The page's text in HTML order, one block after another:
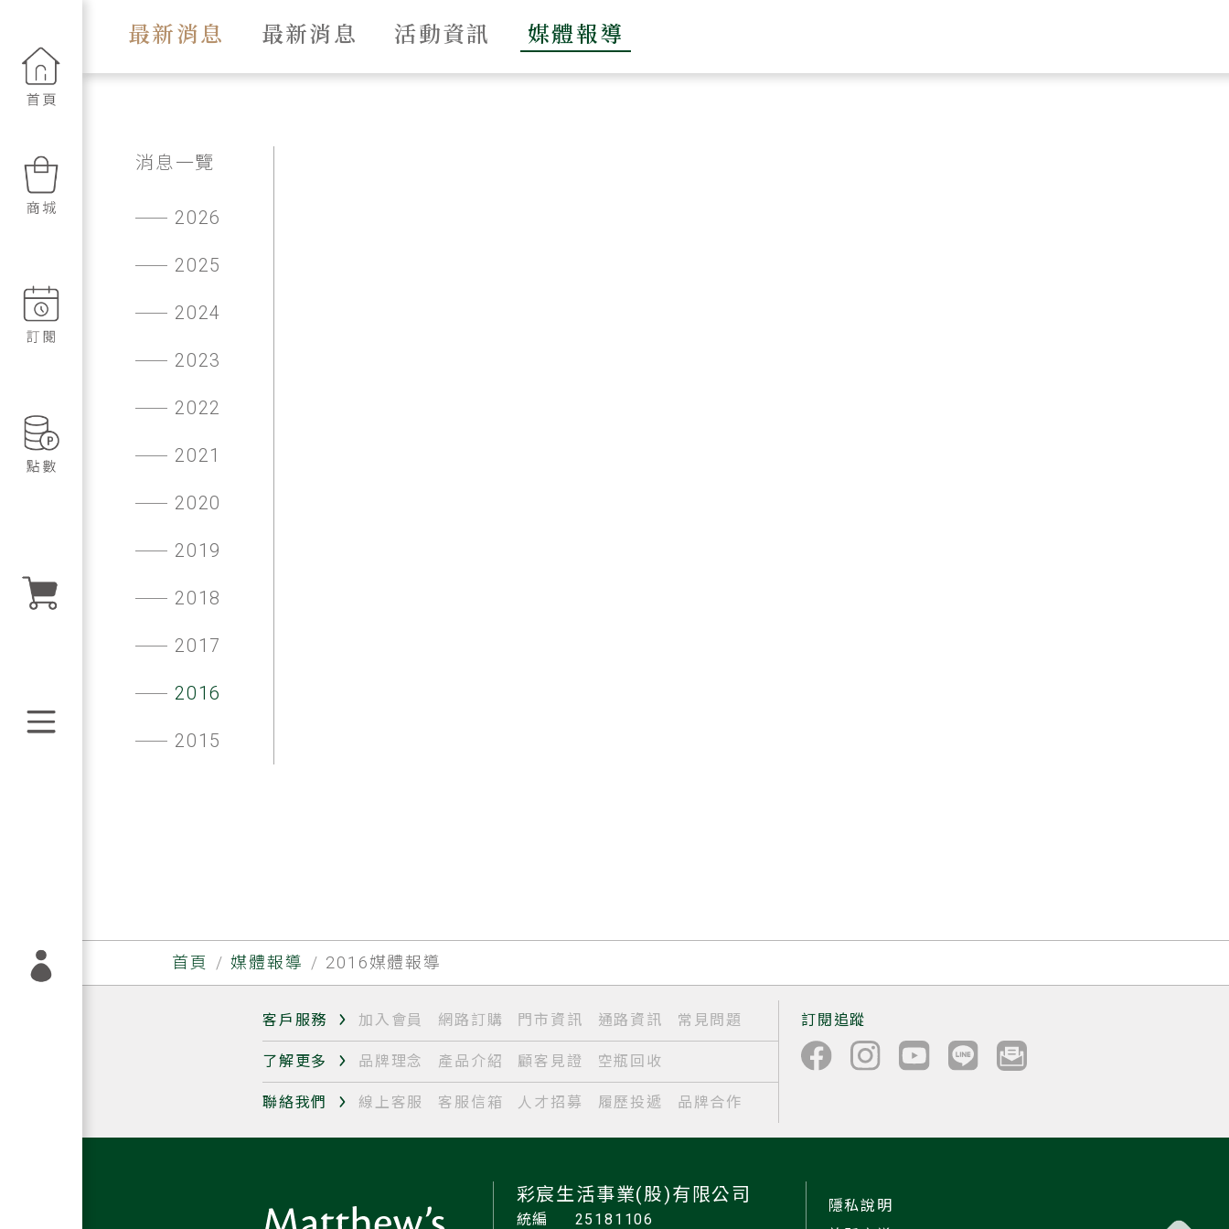
最新消息 最新消息 活動資訊 媒體報導
消息一覽
2026
2025
2024
2023
2022
2021
2020
2019
2018
2017
2016
2015
首頁 媒體報導 2016媒體報導
客戶服務 加入會員 網路訂購 門市資訊 通路資訊 常見問題
了解更多 品牌理念 產品介紹 顧客見證 空瓶回收
聯絡我們 線上客服 客服信箱 人才招募 履歷投遞 品牌合作
訂閱追蹤
彩宸生活事業(股)有限公司
統編 25181106
隱私說明